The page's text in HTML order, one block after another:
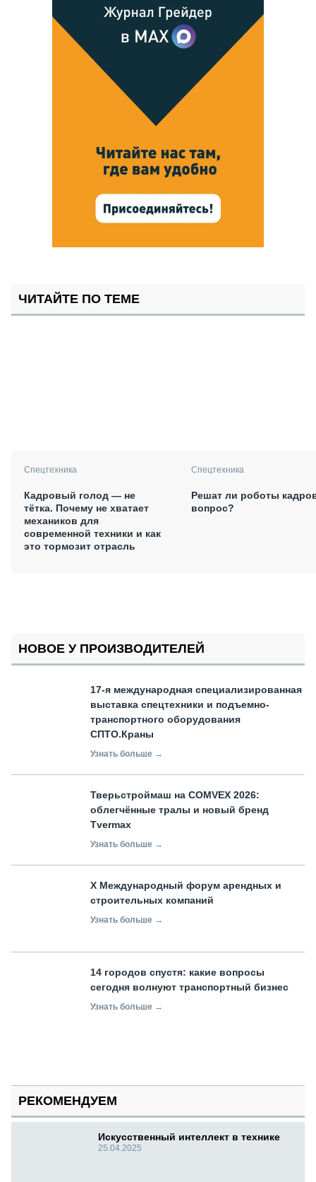
ЧИТАЙТЕ ПО ТЕМЕ
Спецтехника
Кадровый голод — не
тётка. Почему не хватает
механиков для
современной техники и как
это тормозит отрасль
Спецтехника
Решат ли роботы
вопрос?
НОВОЕ У ПРОИЗВОДИТЕЛЕЙ
17-я международная специализированная
выставка спецтехники и подъемно-
транспортного оборудования
СПТО.Краны
Узнать больше →
Тверьстроймаш на COMVEX 2026:
облегчённые тралы и новый бренд
Tvermax
Узнать больше →
X Международный форум арендных и
строительных компаний
Узнать больше →
14 городов спустя: какие вопросы
сегодня волнуют транспортный бизнес
Узнать больше →
РЕКОМЕНДУЕМ
Искусственный интеллект в технике
25.04.2025